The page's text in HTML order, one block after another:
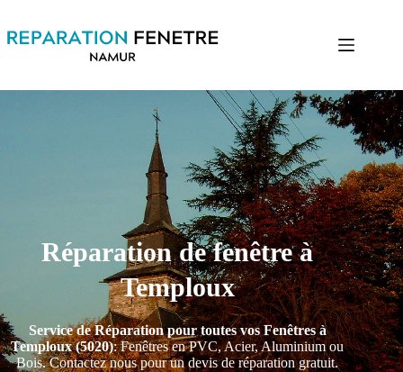
Réparation de fenêtre à
Temploux
Service de Réparation pour toutes vos Fenêtres à
Temploux (5020): Fenêtres en PVC, Acier, Aluminium ou
Bois. Contactez nous pour un devis de réparation gratuit.